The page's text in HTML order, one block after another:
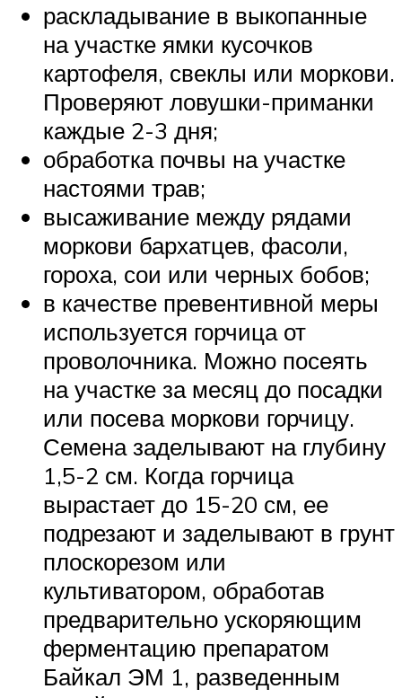
раскладывание в выкопанные
на участке ямки кусочков
картофеля, свеклы или моркови.
Проверяют ловушки-приманки
каждые 2-3 дня;
обработка почвы на участке
настоями трав;
высаживание между рядами
моркови бархатцев, фасоли,
гороха, сои или черных бобов;
в качестве превентивной меры
используется горчица от
проволочника. Можно посеять
на участке за месяц до посадки
или посева моркови горчицу.
Семена заделывают на глубину
1,5-2 см. Когда горчица
вырастает до 15-20 см, ее
подрезают и заделывают в грунт
плоскорезом или
культиватором, обработав
предварительно ускоряющим
ферментацию препаратом
Байкал ЭМ 1, разведенным